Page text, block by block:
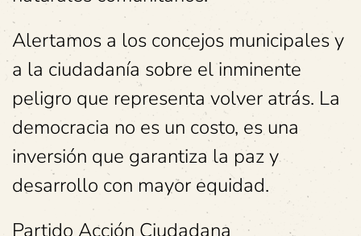
Alertamos a los concejos municipales y
a la ciudadanía sobre el inminente
peligro que representa volver atrás. La
democracia no es un costo, es una
inversión que garantiza la paz y
desarrollo con mayor equidad.
Partido Acción Ciudadana